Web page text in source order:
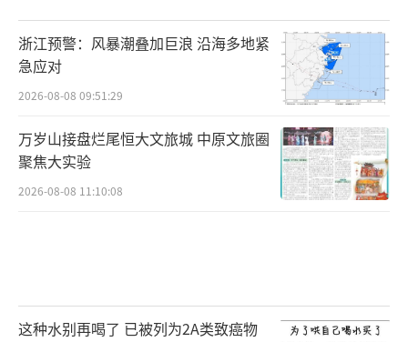
浙江预警：风暴潮叠加巨浪 沿海多地紧
急应对
2026-08-08 09:51:29
万岁山接盘烂尾恒大文旅城 中原文旅圈
聚焦大实验
2026-08-08 11:10:08
这种水别再喝了 已被列为2A类致癌物